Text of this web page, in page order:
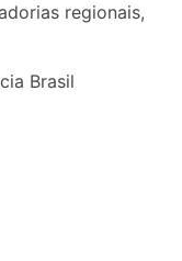
regionais,
Brasil
Slot Games
Big Dog
Wicked